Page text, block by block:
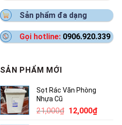
Sản phẩm đa dạng
Gọi hotline: 0906.920.339
SẢN PHẨM MỚI
Sọt Rác Văn Phòng
Nhựa Cũ
21,000₫ Giá
12,000₫Giá